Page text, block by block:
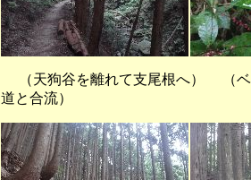
（天狗谷を離れて支尾根へ） （
道と合流）